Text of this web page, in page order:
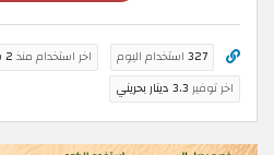
327 استخدام اليوم اخر استخدام منذ 2 ساعة
اخر توفير 3.3 دينار بحريني